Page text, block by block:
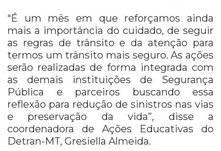
“É um mês em que reforçamos ainda
mais a importância do cuidado, de seguir
as regras de trânsito e da atenção para
termos um trânsito mais seguro. As ações
serão realizadas de forma integrada com
as demais instituições de Segurança
Pública e parceiros buscando essa
reflexão para redução de sinistros nas vias
e preservação da vida”, disse a
coordenadora de Ações Educativas do
Detran-MT, Gresiella Almeida.